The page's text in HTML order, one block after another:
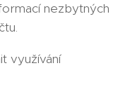
nezbytných
využívání